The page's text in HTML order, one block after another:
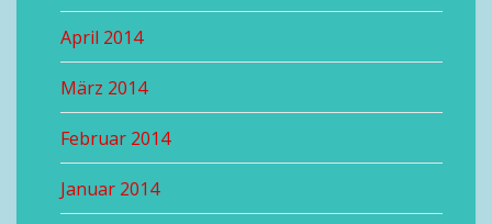
April 2014
März 2014
Februar 2014
Januar 2014